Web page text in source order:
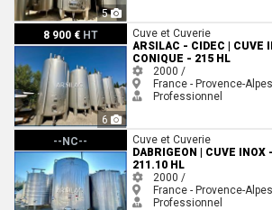
5
8 900 € HT
6
ARSILAC - CIDEC | Cuve inox 316 - Fond conique -
Cuve et Cuverie
ARSILAC - CIDEC | CUVE
CONIQUE - 215 HL
2000 /
France - Provence-
Professionnel
--NC--
DABRIGEON | Cuve inox - Fond conique - 211.10 HL
Cuve et Cuverie
DABRIGEON | CUVE INOX
211.10 HL
2000 /
France - Provence-
Professionnel